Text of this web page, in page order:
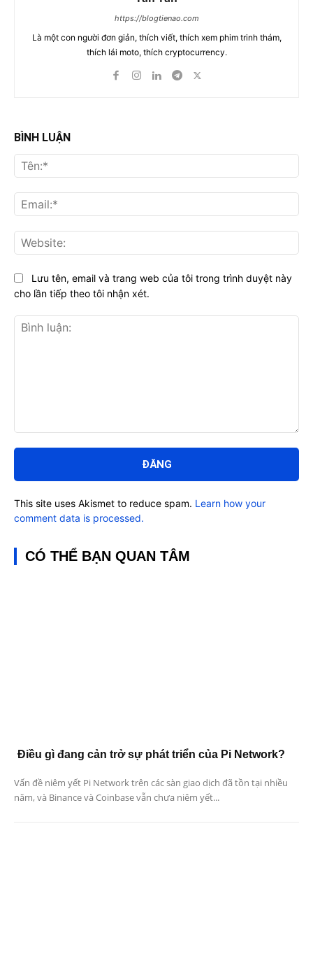
https://blogtienao.com
Là một con người đơn giản, thích viết, thích xem phim trinh thám,
thích lái moto, thích cryptocurrency.
BÌNH LUẬN
luận:
Lưu tên, email và trang web của tôi trong trình duyệt này
cho lần tiếp theo tôi nhận xét.
This site uses Akismet to reduce spam. Learn how your
comment data is processed.
CÓ THỂ BẠN QUAN TÂM
Điều gì đang cản trở sự phát triển của Pi Network?
Vấn đề niêm yết Pi Network trên các sàn giao dịch đã tồn tại nhiều
năm, và Binance và Coinbase vẫn chưa niêm yết...